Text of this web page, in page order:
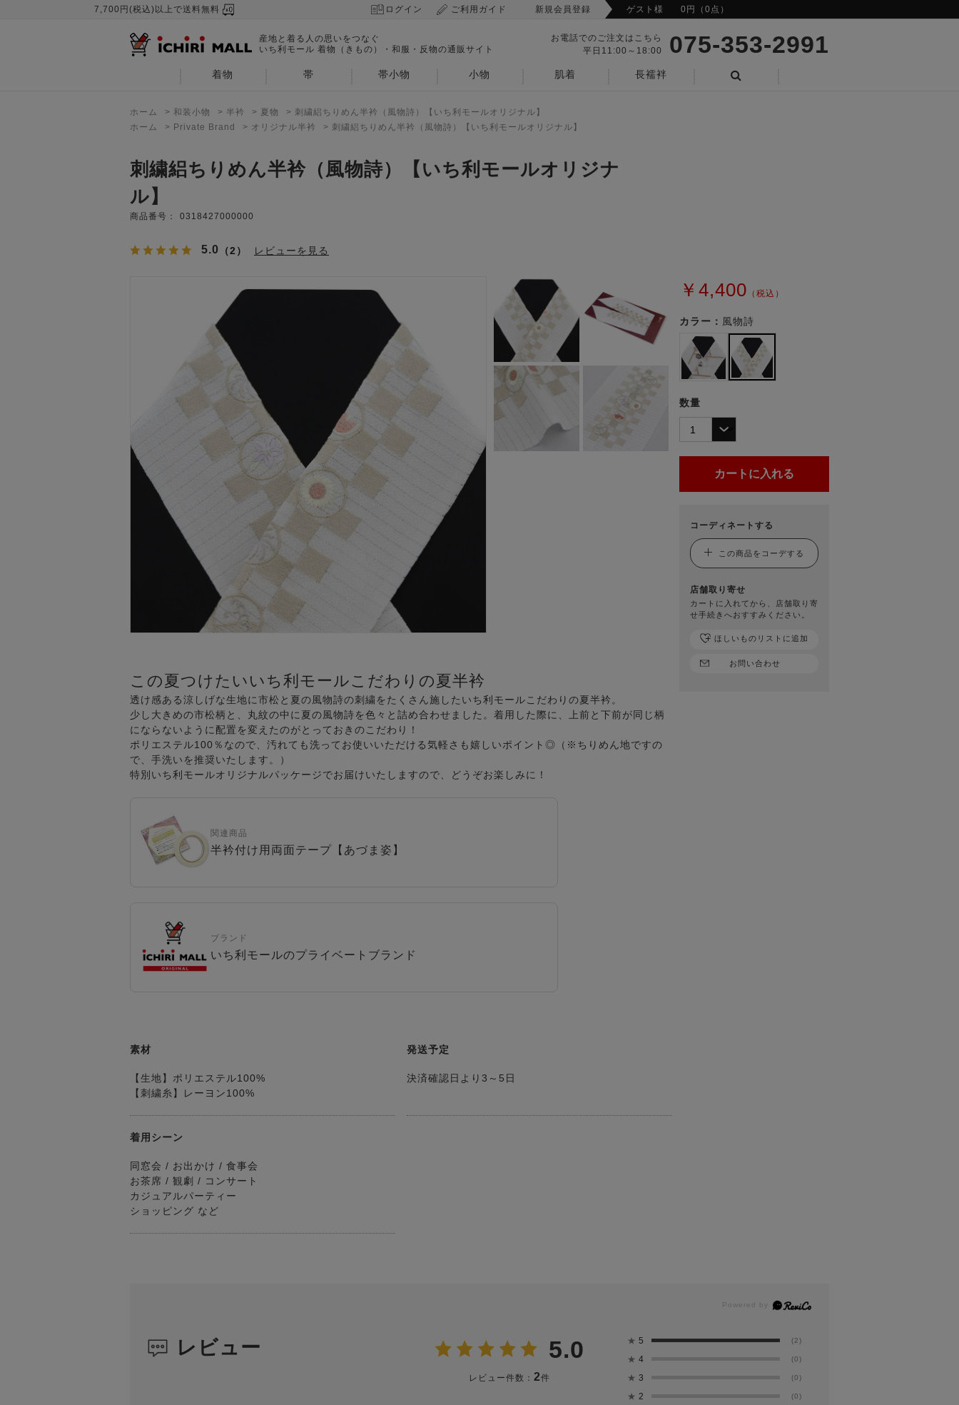
7,700円(税込)以上で送料無料 ログイン ご利用ガイド 新規会員登録 ゲスト様 0円（0点）
産地と着る人の思いをつなぐ
いち利モール 着物（きもの）・和服・反物の通販サイト
お電話でのご注文はこちら
平日11:00～18:00
075-353-2991
着物 帯 帯小物 小物 肌着
長襦袢
ホーム > 和装小物 > 半衿 > 夏物 > 刺繍絽ちりめん半衿（風物詩）【いち利モールオリジナル】
ホーム
> Private Brand > オリジナル半衿 > 刺繍絽ちりめん半衿（風物詩）【いち利モールオリジナル】
刺繍絽ちりめん半衿（風物詩）【いち利モールオリジナ
ル】
商品番号： 0318427000000
5.0 （2） レビューを見る
この夏つけたいいち利モールこだわりの夏半衿
透け感ある涼しげな生地に市松と夏の風物詩の刺繍をたくさん施したいち利モールこだわりの夏半衿。
少し大きめの市松柄と、丸紋の中に夏の風物詩を色々と詰め合わせました。着用した際に、上前と下前が同じ柄
にならないように配置を変えたのがとっておきのこだわり！
ポリエステル100％なので、汚れても洗ってお使いいただける気軽さも嬉しいポイント◎（※ちりめん地ですの
で、手洗いを推奨いたします。）
特別いち利モールオリジナルパッケージでお届けいたしますので、どうぞお楽しみに！
関連商品
半衿付け用両面テープ【あづま姿】
ブランド
いち利モールのプライベートブランド
素材
【生地】ポリエステル100%
【刺繍糸】レーヨン100%
発送予定
決済確認日より3～5日
着用シーン
同窓会 / お出かけ / 食事会
お茶席 / 観劇 / コンサート
カジュアルパーティー
ショッピング など
レビュー 5.0
レビュー件数： 2件
★ 5 (2)
★ 4 (0)
★ 3 (0)
★ 2 (0)
￥4,400 （税込）
カラー： 風物詩
数量
コーディネートする
この商品をコーデする
店舗取り寄せ
カートに入れてから、店舗取り寄
せ手続きへおすすみください。
お問い合わせ
ほしいものリストに追加